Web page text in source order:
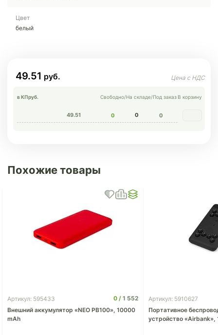
Цвет
белый
49.51
в КПруб. Свободно/На складе/Под заказ В корзину
49.51 0 0 0
Похожие товары
Артикул: 595433 0
1 552
Внешний аккумулятор «NEO PB100», 10000
mAh
Артикул: 5910627
Портативное
устройство «Airbank»,